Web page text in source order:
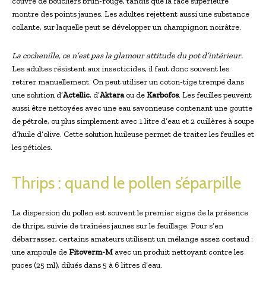
montre des points jaunes. Les adultes rejettent aussi une substance
collante, sur laquelle peut se développer un champignon noirâtre.
La cochenille, ce n’est pas la glamour attitude du pot d’intérieur.
Les adultes résistent aux insecticides, il faut donc souvent les
retirer manuellement. On peut utiliser un coton-tige trempé dans
une solution d’Actellic, d’Aktaraou deKarbofos. Les feuilles peuvent
aussi être nettoyées avec une eau savonneuse contenant une goutte
de pétrole, ou plus simplement avec 1 litre d’eau et 2 cuillères à soupe
d’huile d’olive. Cette solution huileuse permet de traiter les feuilles et
les pétioles.
Thrips : quand le pollen s’éparpille
La dispersion du pollen est souvent le premier signe de la présence
de thrips, suivie de traînées jaunes sur le feuillage. Pour s’en
débarrasser, certains amateurs utilisent un mélange assez costaud :
une ampoule deFitoverm-M avec un produit nettoyant contre les
puces (25 ml), dilués dans 5 à 6 litres d’eau.